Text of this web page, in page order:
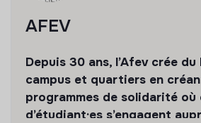
Contribuer à l’animation du
Participer à la vie d’équipe
Participer aux réunions d’équipe
Travailler en coopération et en
l’ensemble des salariés et des
AFEV
Depuis 30 ans, l’Afev crée
campus et quartiers en
programmes de solidarité où
d’étudiant·es s’engagent